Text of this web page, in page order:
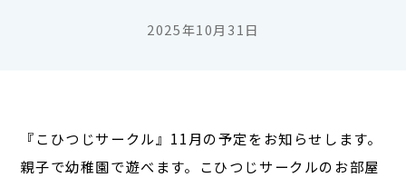
2025年10月31日
『こひつじサークル』11月の予定をお知らせします。
親子で幼稚園で遊べます。こひつじサークルのお部屋